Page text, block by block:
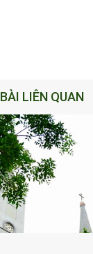
BÀI LIÊN QUAN